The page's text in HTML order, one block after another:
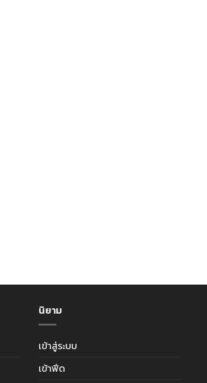
นิยาม
เข้าสู่ระบบ
เข้าฟีด